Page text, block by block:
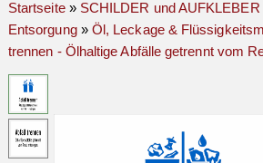
Qualität & Technik
SCHILDER und AUFKLEBER
VERKEHRSZEICHEN
Montage & Zubehör
Startseite» SCHILDER und AUFKLEBER
Entsorgung» Öl, Leckage &
trennen - Ölhaltige Abfälle getrennt vom